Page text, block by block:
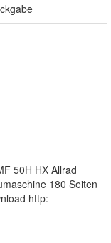
50H HX Allrad
180 Seiten
http: